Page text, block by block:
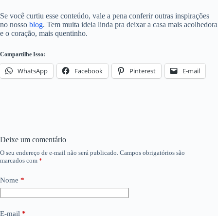
Se você curtiu esse conteúdo, vale a pena conferir outras inspirações
no nosso blog. Tem muita ideia linda pra deixar a casa mais acolhedora
e o coração, mais quentinho.
Compartilhe Isso:
WhatsApp Facebook Pinterest E-mail
Deixe um comentário
O seu endereço de e-mail não será publicado. Campos obrigatórios são
marcados com *
Nome *
E-mail *